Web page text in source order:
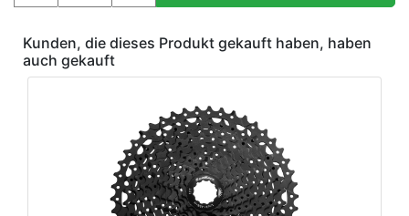
Kunden, die dieses Produkt gekauft haben, haben
auch gekauft